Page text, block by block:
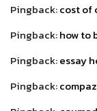
Pingback:cost of
Pingback:how to
Pingback:essay
Pingback: